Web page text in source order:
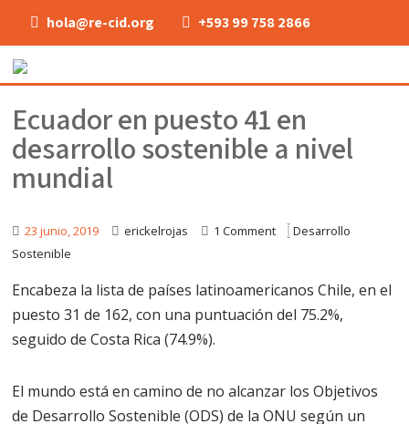
hola@re-cid.org +593 99 758 2866
Ecuador en puesto 41 en
desarrollo sostenible a nivel
mundial
23 junio, 2019 erickelrojas 1 Comment
Desarrollo
Sostenible
Encabeza la lista de países latinoamericanos Chile, en el
puesto 31 de 162, con una puntuación del 75.2%,
seguido de Costa Rica (74.9%).
El mundo está en camino de no alcanzar los Objetivos
de Desarrollo Sostenible (ODS) de la ONU según un